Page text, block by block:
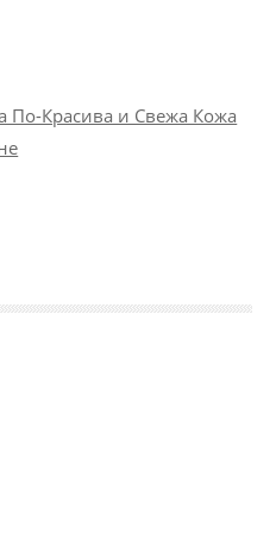
По-Красива и Свежа Кожа